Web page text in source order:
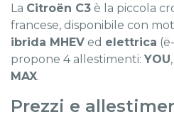
La Citroën C3 è la piccola
francese, disponibile con
ibrida MHEV ed elettrica
propone 4 allestimenti: YOU,
MAX.
Prezzi e